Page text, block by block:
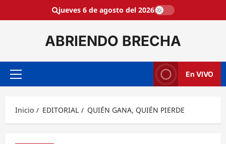
jueves 6 de agosto del 2026
ABRIENDO BRECHA
Menú
En VIVO
Inicio EDITORIAL QUIÉN GANA, QUIÉN PIERDE